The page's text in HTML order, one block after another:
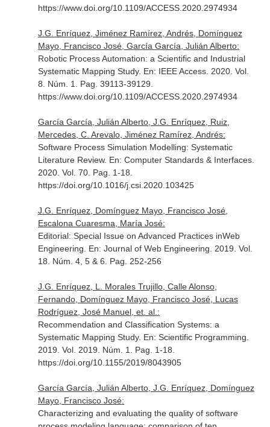
https://www.doi.org/10.1109/ACCESS.2020.2974934
J.G. Enríquez, Jiménez Ramírez, Andrés, Domínguez
Mayo, Francisco José, García García, Julián Alberto:
Robotic Process Automation: a Scientific and Industrial
Systematic Mapping Study. En: IEEE Access. 2020. Vol.
8. Núm. 1. Pag. 39113-39129.
https://www.doi.org/10.1109/ACCESS.2020.2974934
García García, Julián Alberto, J.G. Enríquez, Ruiz,
Mercedes, C. Arevalo, Jiménez Ramírez, Andrés:
Software Process Simulation Modelling: Systematic
Literature Review. En: Computer Standards & Interfaces.
2020. Vol. 70. Pag. 1-18.
https://doi.org/10.1016/j.csi.2020.103425
J.G. Enríquez, Domínguez Mayo, Francisco José,
Escalona Cuaresma, María José:
Editorial: Special Issue on Advanced Practices inWeb
Engineering. En: Journal of Web Engineering . 2019. Vol.
18. Núm. 4, 5 & 6. Pag. 252-256
J.G. Enríquez, L. Morales Trujillo, Calle Alonso,
Fernando, Domínguez Mayo, Francisco José, Lucas
Rodríguez, José Manuel, et. al.:
Recommendation and Classification Systems: a
Systematic Mapping Study. En: Scientific Programming
2019. Vol. 2019. Núm. 1. Pag. 1-18.
https://doi.org/10.1155/2019/8043905
García García, Julián Alberto, J.G. Enríquez, Domínguez
Mayo, Francisco José:
Characterizing and evaluating the quality of software